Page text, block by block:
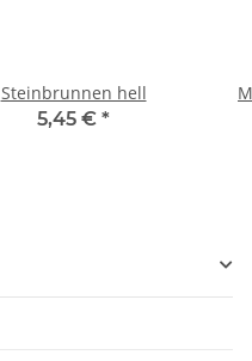
Steinbrunnen hell
5,45 € *